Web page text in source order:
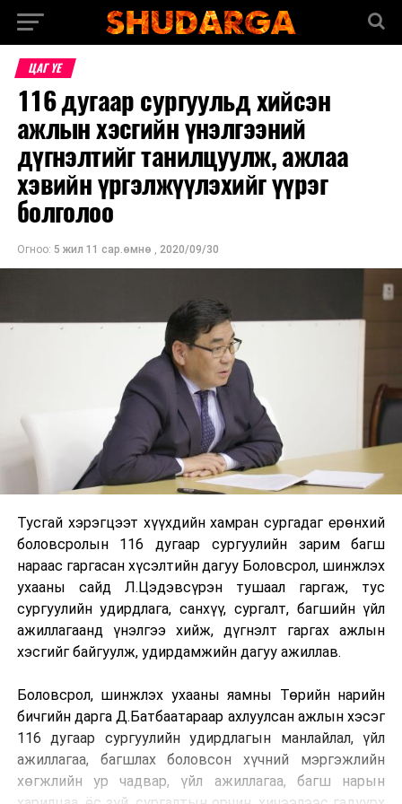
ЦАГ ҮЕ
116 дугаар сургуульд хийсэн
ажлын хэсгийн үнэлгээний
дүгнэлтийг танилцуулж, ажлаа
хэвийн үргэлжүүлэхийг үүрэг
болголоо
Огноо: 5 жил 11 сар.өмнө , 2020/09/30
Тусгай хэрэгцээт хүүхдийн хамран сургадаг ерөнхий
боловсролын 116 дугаар сургуулийн зарим багш
нараас гаргасан хүсэлтийн дагуу Боловсрол, шинжлэх
ухааны сайд Л.Цэдэвсүрэн тушаал гаргаж, тус
сургуулийн удирдлага, санхүү, сургалт, багшийн үйл
ажиллагаанд үнэлгээ хийж, дүгнэлт гаргах ажлын
хэсгийг байгуулж, удирдамжийн дагуу ажиллав.
Боловсрол, шинжлэх ухааны яамны Төрийн нарийн
бичгийн дарга Д.Батбаатараар ахлуулсан ажлын хэсэг
116 дугаар сургуулийн удирдлагын манлайлал, үйл
ажиллагаа, багшлах боловсон хүчний мэргэжлийн
хөгжлийн ур чадвар, үйл ажиллагаа, багш нарын